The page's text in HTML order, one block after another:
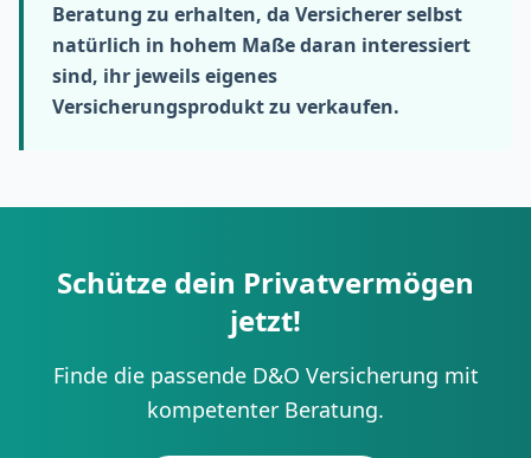
Beratung zu erhalten, da Versicherer selbst
natürlich in hohem Maße daran interessiert
sind, ihr jeweils eigenes
Versicherungsprodukt zu verkaufen.
Schütze dein Privatvermögen
jetzt!
Finde die passende D&O Versicherung mit
kompetenter Beratung.